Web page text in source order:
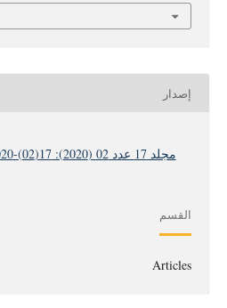
إصدار
مجلد 17 عدد 02 (2020): 17(02)-2020
القسم
Articles